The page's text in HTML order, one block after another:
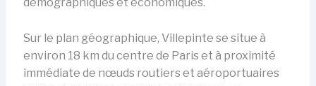
Sur le plan géographique, Villepinte se situe à
environ 18 km du centre de Paris et à proximité
immédiate de nœuds routiers et aéroportuaires